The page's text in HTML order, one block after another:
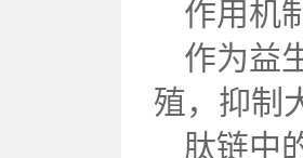
作用机
作为益
殖，抑制
肽链中